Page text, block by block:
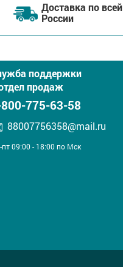
Доставка по всей
России
поддержки
продаж
775-63-58
88007756358@mail.ru
пт 09:00 - 18:00 по Мск